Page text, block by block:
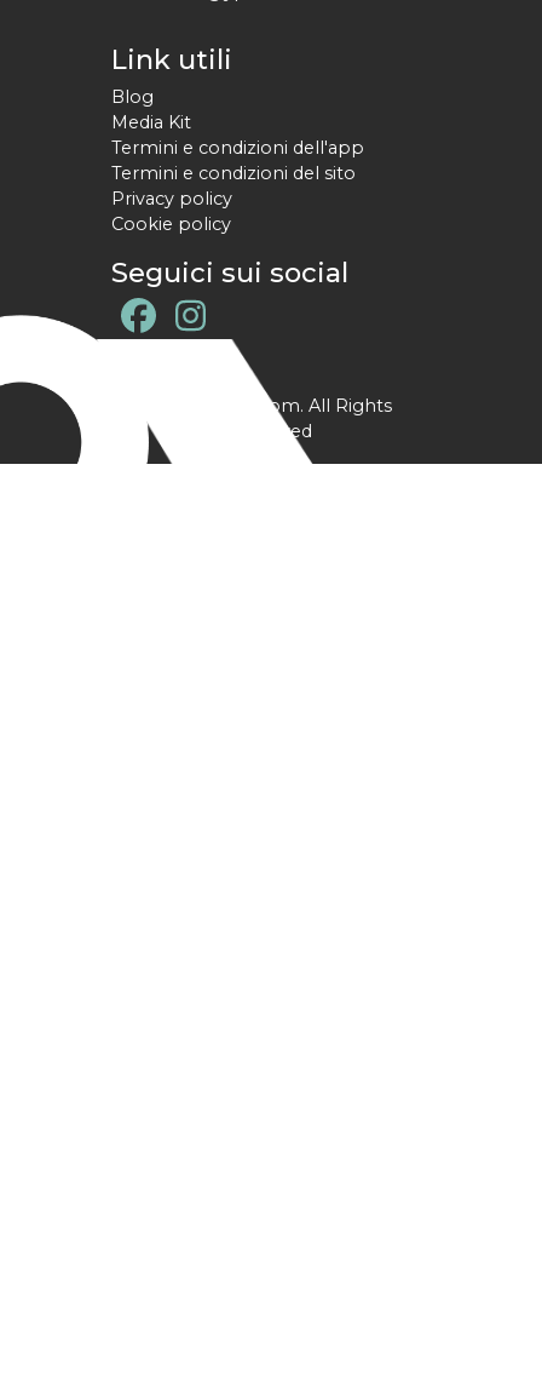
Link utili
Blog
Media Kit
Termini e condizioni dell'app
Termini e condizioni del sito
Privacy policy
Cookie policy
Seguici sui social
@ YPtrainer.com. All Rights
Reserved